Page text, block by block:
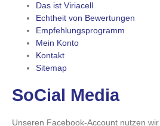
Das ist Viriacell
Echtheit von Bewertungen
Empfehlungsprogramm
Mein Konto
Kontakt
Sitemap
SoCial Media
Unseren Facebook-Account nutzen